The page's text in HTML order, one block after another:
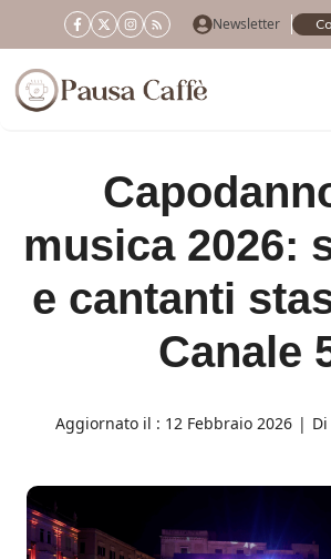
al
contenuto
Newsletter
musica 2026:
e cantanti
Canale
Aggiornato il : 12 Febbraio 2026 | Di